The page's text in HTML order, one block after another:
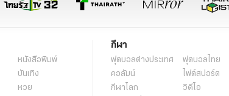
หนังสือพิมพ์
บันเทิง
หวย
กีฬา
ฟุตบอลต่่างประเทศ
ฟุตบอลไทย
คอลัมน์
ไฟต์สปอร์ต
กีฬาโลก
วิดีโอ